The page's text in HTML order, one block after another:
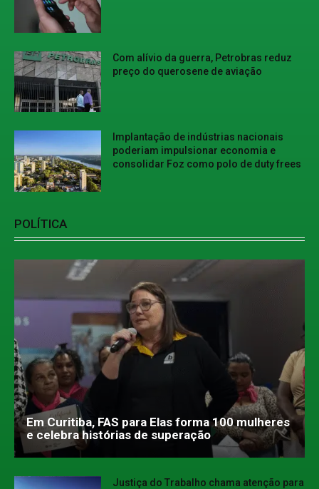
Com alívio da guerra, Petrobras reduz
preço do querosene de aviação
Implantação de indústrias nacionais
poderiam impulsionar economia e
consolidar Foz como polo de duty frees
POLÍTICA
Em Curitiba, FAS para Elas forma 100 mulheres
e celebra histórias de superação
Justiça do Trabalho chama atenção para